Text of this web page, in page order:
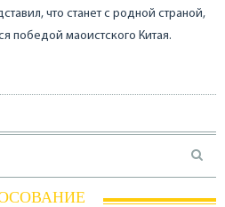
что станет с родной страной,
победой маоистского Китая.